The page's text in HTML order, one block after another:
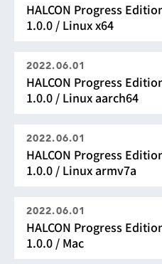
HALCON Progress
1.0.0 / Linux x64
2022.06.01
HALCON Progress
1.0.0 / Linux aarch64
2022.06.01
HALCON Progress
1.0.0 / Linux armv7a
2022.06.01
HALCON Progress
1.0.0 / Mac